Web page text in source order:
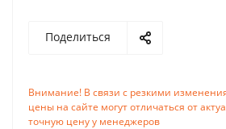
Поделиться
Внимание! В связи с резкими
цены на сайте могут отличаться от
точную цену у менеджеров